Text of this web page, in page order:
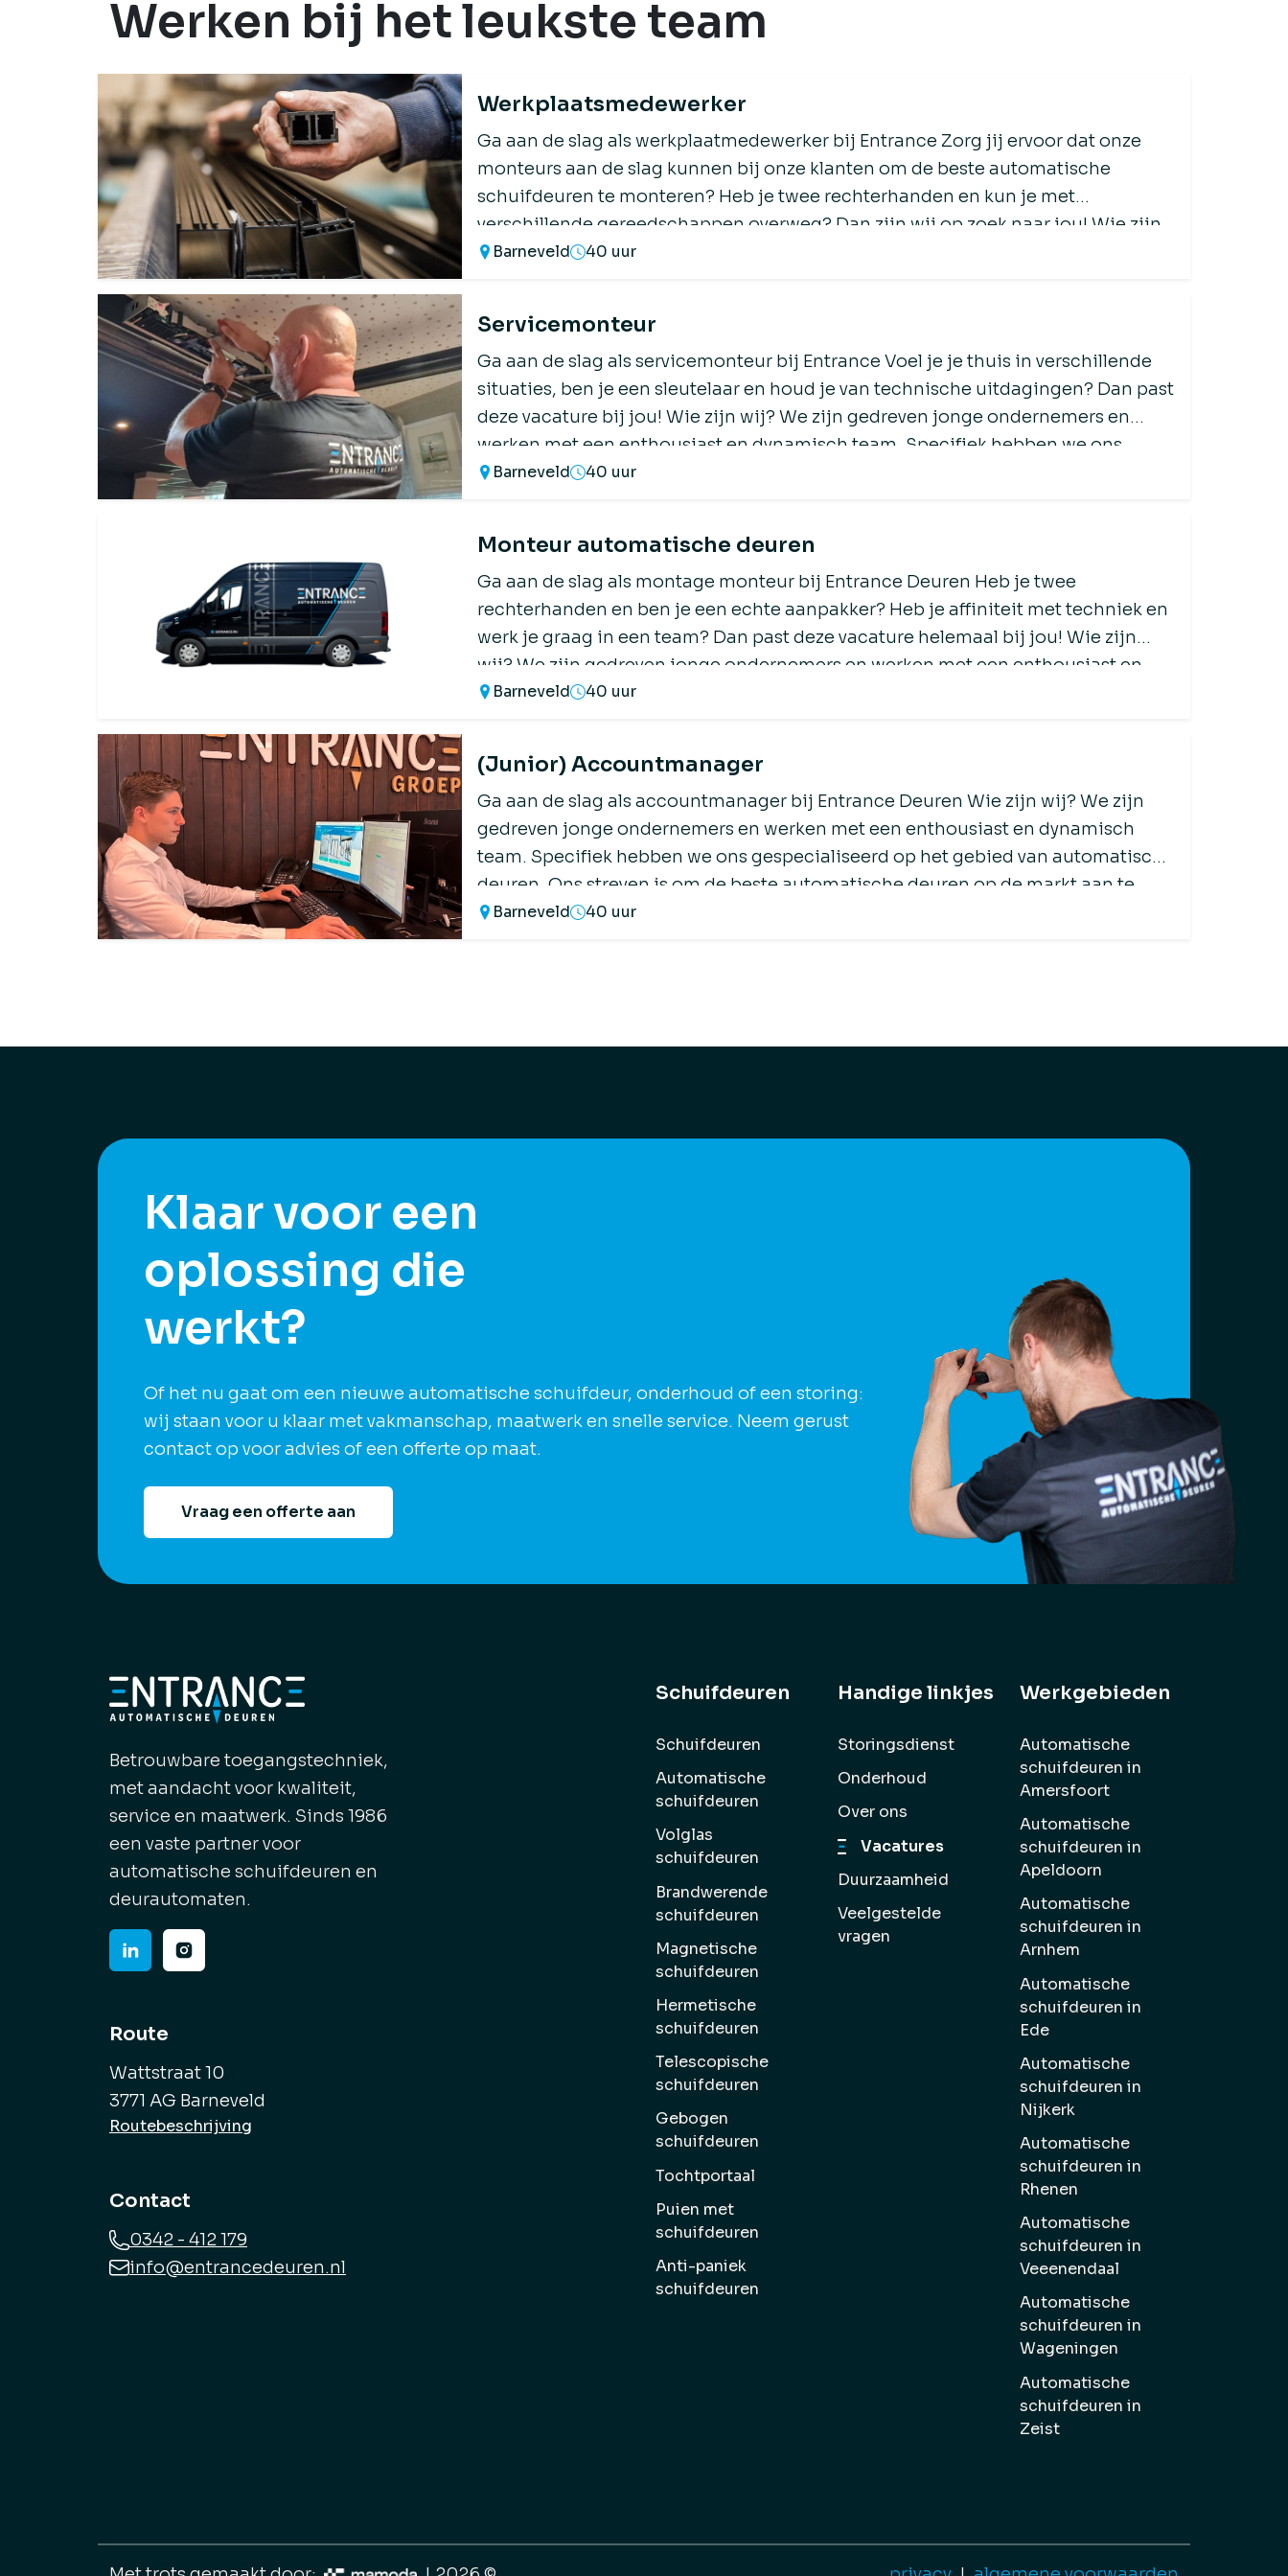
Werken bij het leukste team
Werkplaatsmedewerker
Ga aan de slag als werkplaatmedewerker bij Entrance Zorg jij ervoor dat onze
monteurs aan de slag kunnen bij onze klanten om de beste automatische
schuifdeuren te monteren? Heb je twee rechterhanden en kun je met
verschillende gereedschappen overweg? Dan zijn wij op zoek naar jou! Wie zijn
wij? We zijn gedreven jonge ondernemers en […]
Barneveld 40 uur
Servicemonteur
Ga aan de slag als servicemonteur bij Entrance Voel je je thuis in verschillende
situaties, ben je een sleutelaar en houd je van technische uitdagingen? Dan past
deze vacature bij jou! Wie zijn wij? We zijn gedreven jonge ondernemers en
werken met een enthousiast en dynamisch team. Specifiek hebben we ons
gespecialiseerd op het gebied […]
Barneveld 40 uur
Monteur automatische deuren
Ga aan de slag als montage monteur bij Entrance Deuren Heb je twee
rechterhanden en ben je een echte aanpakker? Heb je affiniteit met techniek en
werk je graag in een team? Dan past deze vacature helemaal bij jou! Wie zijn
wij? We zijn gedreven jonge ondernemers en werken met een enthousiast en
dynamisch team. […]
Barneveld 40 uur
(Junior) Accountmanager
Ga aan de slag als accountmanager bij Entrance Deuren Wie zijn wij? We zijn
gedreven jonge ondernemers en werken met een enthousiast en dynamisch
team. Specifiek hebben we ons gespecialiseerd op het gebied van automatische
deuren. Ons streven is om de beste automatische deuren op de markt aan te
bieden. We zijn er daarom ook […]
Barneveld 40 uur
Klaar voor een
oplossing die
werkt?
Of het nu gaat om een nieuwe automatische schuifdeur, onderhoud of een storing:
wij staan voor u klaar met vakmanschap, maatwerk en snelle service. Neem gerust
contact op voor advies of een offerte op maat.
Vraag een offerte aan
Betrouwbare toegangstechniek,
met aandacht voor kwaliteit,
service en maatwerk. Sinds 1986
een vaste partner voor
automatische schuifdeuren en
deurautomaten.
Route
Wattstraat 10
3771 AG Barneveld
Routebeschrijving
Contact
0342 - 412 179
info@entrancedeuren.nl
Schuifdeuren
Schuifdeuren
Automatische
schuifdeuren
Volglas
schuifdeuren
Brandwerende
schuifdeuren
Magnetische
schuifdeuren
Hermetische
schuifdeuren
Telescopische
schuifdeuren
Gebogen
schuifdeuren
Tochtportaal
Puien met
schuifdeuren
Anti-paniek
schuifdeuren
Handige linkjes
Storingsdienst
Onderhoud
Over ons
Vacatures
Duurzaamheid
Veelgestelde
vragen
Werkgebieden
Automatische
schuifdeuren in
Amersfoort
Automatische
schuifdeuren in
Apeldoorn
Automatische
schuifdeuren in
Arnhem
Automatische
schuifdeuren in
Ede
Automatische
schuifdeuren in
Nijkerk
Automatische
schuifdeuren in
Rhenen
Automatische
schuifdeuren in
Veeenendaal
Automatische
schuifdeuren in
Wageningen
Automatische
schuifdeuren in
Zeist